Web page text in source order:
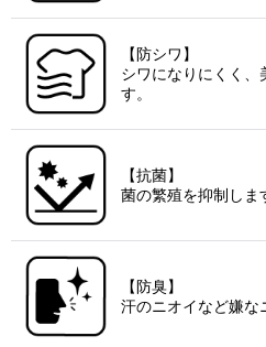
【防シワ】
シワになりにくく、
す。
【抗菌】
菌の繁殖を抑制しま
【防臭】
汗のニオイなど嫌な